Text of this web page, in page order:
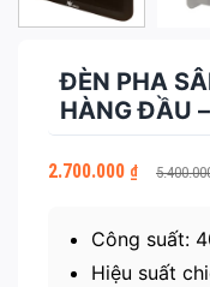
ĐÈN PHA
HÀNG ĐẦU
Giá
gốc
2.700.000 ₫
Giá
hiện
2.700.000 ₫.
Công suất:
Hiệu suất